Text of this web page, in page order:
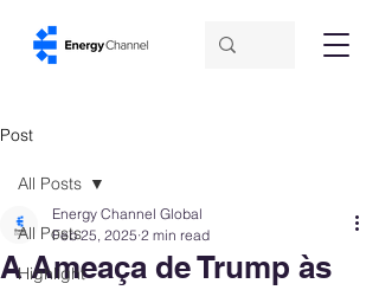
Post
All Posts
Highlight
All Posts
A Ameaça de Trump às
Energy Channel Global
Feb 25, 2025 2 min read